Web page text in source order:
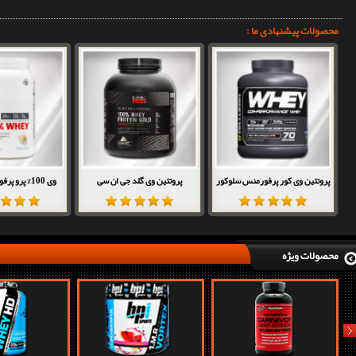
محصولات پیشنهادی ما :
پروتئین وی کور پرفورمنس سلوکور پروتئین وی گلد جی ان سی وی 100% پرو پرفورمنس GNC
محصولات ویژه
next